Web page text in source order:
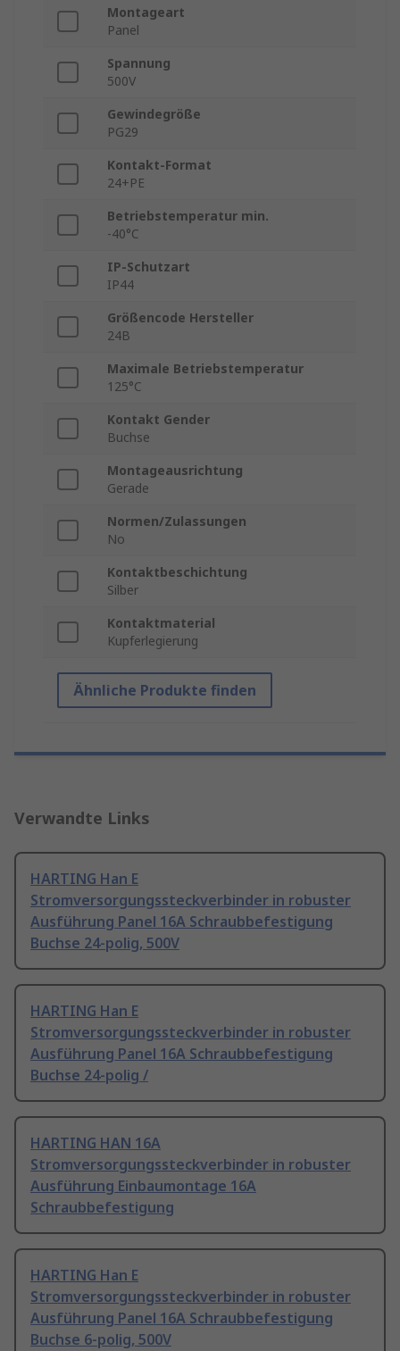
Montageart
Panel
Spannung
500V
Gewindegröße
PG29
Kontakt-Format
24+PE
Betriebstemperatur min.
-40°C
IP-Schutzart
IP44
Größencode Hersteller
24B
Maximale Betriebstemperatur
125°C
Kontakt Gender
Buchse
Montageausrichtung
Gerade
Normen/Zulassungen
No
Kontaktbeschichtung
Silber
Kontaktmaterial
Kupferlegierung
Ähnliche Produkte finden
Verwandte Links
HARTING Han E
Stromversorgungssteckverbinder in robuster
Ausführung Panel 16A Schraubbefestigung
Buchse 24-polig, 500V
HARTING Han E
Stromversorgungssteckverbinder in robuster
Ausführung Panel 16A Schraubbefestigung
Buchse 24-polig /
HARTING HAN 16A
Stromversorgungssteckverbinder in robuster
Ausführung Einbaumontage 16A
Schraubbefestigung
HARTING Han E
Stromversorgungssteckverbinder in robuster
Ausführung Panel 16A Schraubbefestigung
Buchse 6-polig, 500V